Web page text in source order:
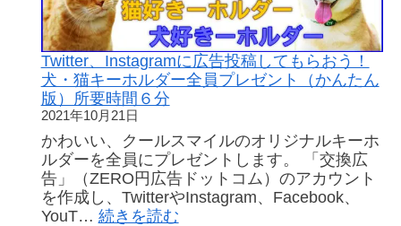
ン
Twitter、Instagramに広告投稿してもらおう！
犬・猫キーホルダー全員プレゼント（かんたん
版）所要時間６分
2021年10月21日
かわいい、クールスマイルのオリジナルキーホ
ルダーを全員にプレゼントします。 「交換広
告」（ZERO円広告ドットコム）のアカウント
を作成し、TwitterやInstagram、Facebook、
YouT… 続きを読む: